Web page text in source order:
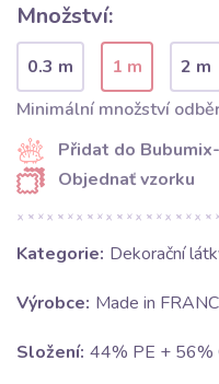
Množství:
0.3 m 1 m
2 m
Minimální množství
Přidat do
Objednať vzorku
Kategorie: Dekorační
Výrobce: Made in
Složení: 44% PE + 56%